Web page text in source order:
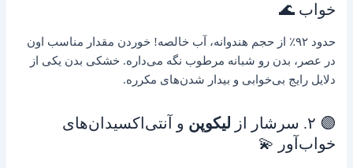
خواب 🌊
حدود ۹۲٪ از حجم هندوانه، آب خالصه! خوردن مقدار مناسب اون
در عصر، بدن رو شبانه مرطوب نگه می‌داره. خشکی بدن یکی از
دلایل رایج بی‌خوابی و بیدار شدن‌های مکرره.
🟣 ۲. سرشار از لیکوپن و آنتی‌اکسیدان‌های
خواب‌آور 💫